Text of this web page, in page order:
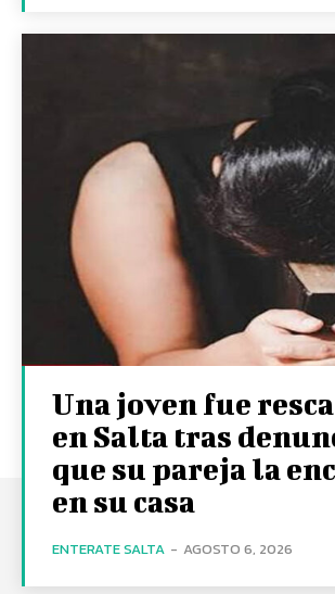
Una joven fue
en Salta tras
que su pareja la
en su casa
ENTERATE SALTA - AGOSTO 6, 2026